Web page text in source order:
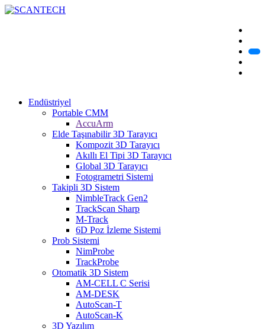
Endüstriyel
Portable CMM
AccuArm
Elde Taşınabilir 3D Tarayıcı
Kompozit 3D Tarayıcı
Akıllı El Tipi 3D Tarayıcı
Global 3D Tarayıcı
Fotogrametri Sistemi
Takipli 3D Sistem
NimbleTrack Gen2
TrackScan Sharp
M-Track
6D Poz İzleme Sistemi
Prob Sistemi
NimProbe
TrackProbe
Otomatik 3D Sistem
AM-CELL C Serisi
AM-DESK
AutoScan-T
AutoScan-K
3D Yazılım